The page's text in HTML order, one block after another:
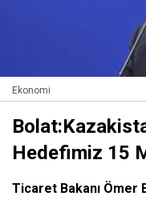
Ekonomi
Hedefimiz 15
Ticaret Bakanı Ömer